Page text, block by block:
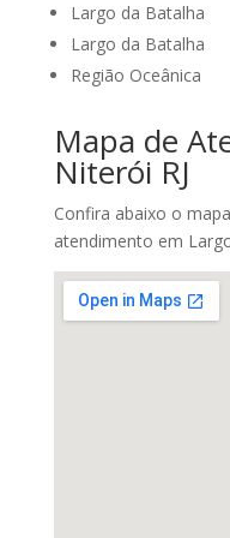
Largo da Batalha
Largo da Batalha
Região Oceânica
Mapa de
Niterói RJ
Confira abaixo o
atendimento em